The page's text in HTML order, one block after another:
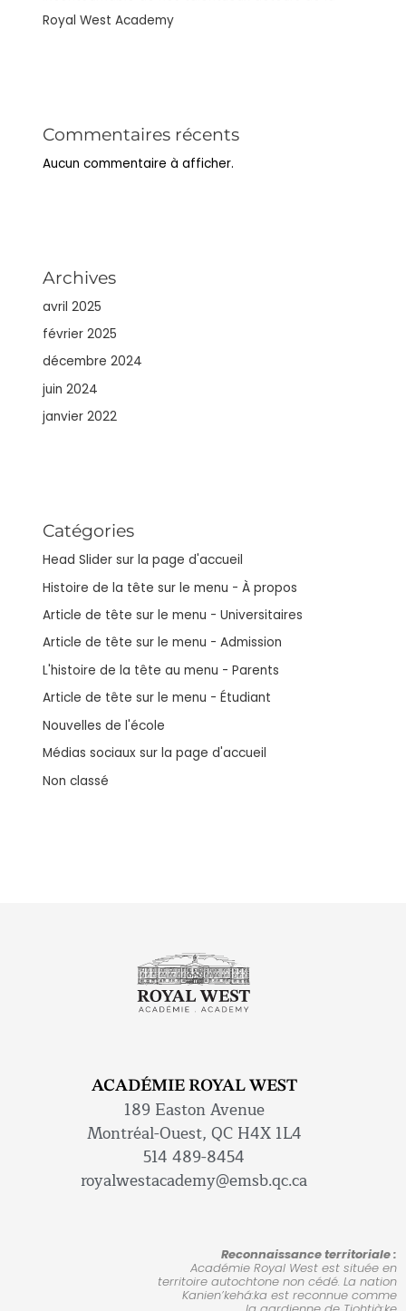
Royal West Academy
Commentaires récents
Aucun commentaire à afficher.
Archives
avril 2025
février 2025
décembre 2024
juin 2024
janvier 2022
Catégories
Head Slider sur la page d'accueil
Histoire de la tête sur le menu - À propos
Article de tête sur le menu - Universitaires
Article de tête sur le menu - Admission
L'histoire de la tête au menu - Parents
Article de tête sur le menu - Étudiant
Nouvelles de l'école
Médias sociaux sur la page d'accueil
Non classé
ACADÉMIE ROYAL WEST
189 Easton Avenue
Montréal-Ouest, QC H4X 1L4
514 489-8454
royalwestacademy@emsb.qc.ca
Reconnaissance territoriale :
Académie Royal West est située en
territoire autochtone non cédé. La nation
Kanien’kehá:ka est reconnue comme